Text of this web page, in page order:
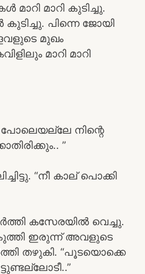
മാറി കുടിച്ചു.
പിന്നെ ജോയി
മുഖം
മാറി മാറി
പോലെയല്ലേ നിന്റെ
”
“നീ കാല് പൊക്കി
കസേരയിൽ വെച്ചു.
ഇരുന്ന് അവളുടെ
തഴുകി. “പൂടയൊക്കെ